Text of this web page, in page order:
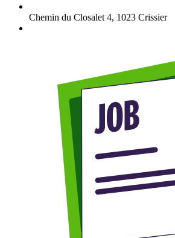
Chemin du Closalet 4, 1023 Crissier